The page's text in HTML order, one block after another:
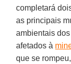
completará
as principais
ambientais
afetados à
que se